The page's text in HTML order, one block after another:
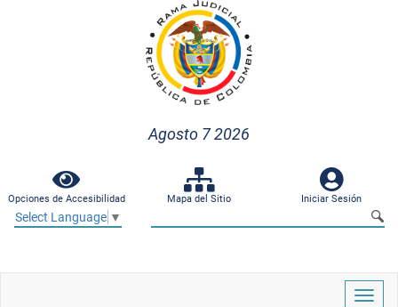
Agosto 7 2026
Opciones de Accesibilidad Mapa del Sitio Iniciar Sesión
Select Language ▼